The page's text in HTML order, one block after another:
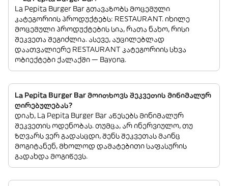
La Pepita Burger Bar გთავაზობს მოცემული
კატეგორიის პროდუქტებს: RESTAURANT. იხილე
მოცემული პროდუქტების სია, რათა ნახო, რისი
შეკვეთა შეგიძლია. ასევე, აუცილებლად
დაათვალიერე RESTAURANT კატეგორიის სხვა
ობიექტები ქალაქში — Bayona.
La Pepita Burger Bar მოითხოვს შეკვეთის მინიმალურ
ღირებულებას?
დიახ, La Pepita Burger Bar აწესებს მინიმალურ
შეკვეთის ოდენობას. თუმცა, არ ინერვიულო, თუ
ზღვარს ვერ გადასცდი, შენს შეკვეთას მაინც
მოგიტანენ, მხოლოდ დამატებითი საფასურის
გადახდა მოგიწევს.